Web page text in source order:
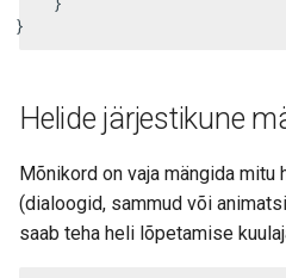
}
Helide järjestikune
Mõnikord on vaja mängida mitu
(dialoogid, sammud või
saab teha heli lõpetamise